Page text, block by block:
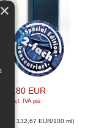
39,80 EUR
[incl. IVA più
base: 132,67 EUR/100 ml)
×